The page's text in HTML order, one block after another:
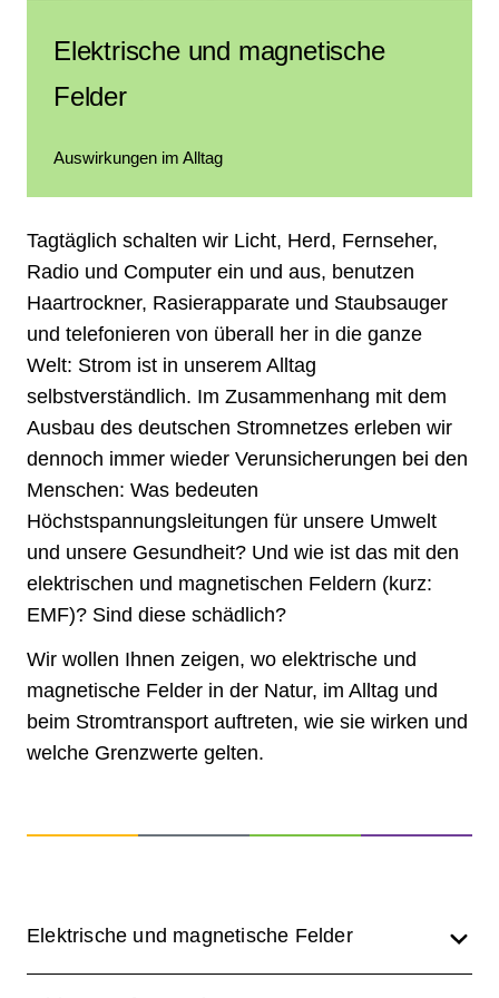
Elektrische und magnetische
Felder
Auswirkungen im Alltag
Tagtäglich schalten wir Licht, Herd, Fernseher,
Radio und Computer ein und aus, benutzen
Haartrockner, Rasierapparate und Staubsauger
und telefonieren von überall her in die ganze
Welt: Strom ist in unserem Alltag
selbstverständlich. Im Zusammenhang mit dem
Ausbau des deutschen Stromnetzes erleben wir
dennoch immer wieder Verunsicherungen bei den
Menschen: Was bedeuten
Höchstspannungsleitungen für unsere Umwelt
und unsere Gesundheit? Und wie ist das mit den
elektrischen und magnetischen Feldern (kurz:
EMF)? Sind diese schädlich?
Wir wollen Ihnen zeigen, wo elektrische und
magnetische Felder in der Natur, im Alltag und
beim Stromtransport auftreten, wie sie wirken und
welche Grenzwerte gelten.
Elektrische und magnetische Felder